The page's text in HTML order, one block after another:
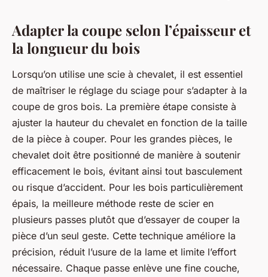
Adapter la coupe selon l’épaisseur et
la longueur du bois
Lorsqu’on utilise une scie à chevalet, il est essentiel
de maîtriser le réglage du sciage pour s’adapter à la
coupe de gros bois. La première étape consiste à
ajuster la hauteur du chevalet en fonction de la taille
de la pièce à couper. Pour les grandes pièces, le
chevalet doit être positionné de manière à soutenir
efficacement le bois, évitant ainsi tout basculement
ou risque d’accident. Pour les bois particulièrement
épais, la meilleure méthode reste de scier en
plusieurs passes plutôt que d’essayer de couper la
pièce d’un seul geste. Cette technique améliore la
précision, réduit l’usure de la lame et limite l’effort
nécessaire. Chaque passe enlève une fine couche,